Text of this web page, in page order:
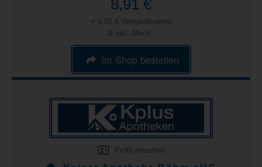
8,91 €
+ 6,95 € Versandkosten
& inkl. MwSt.
im Shop bestellen
Profil einsehen